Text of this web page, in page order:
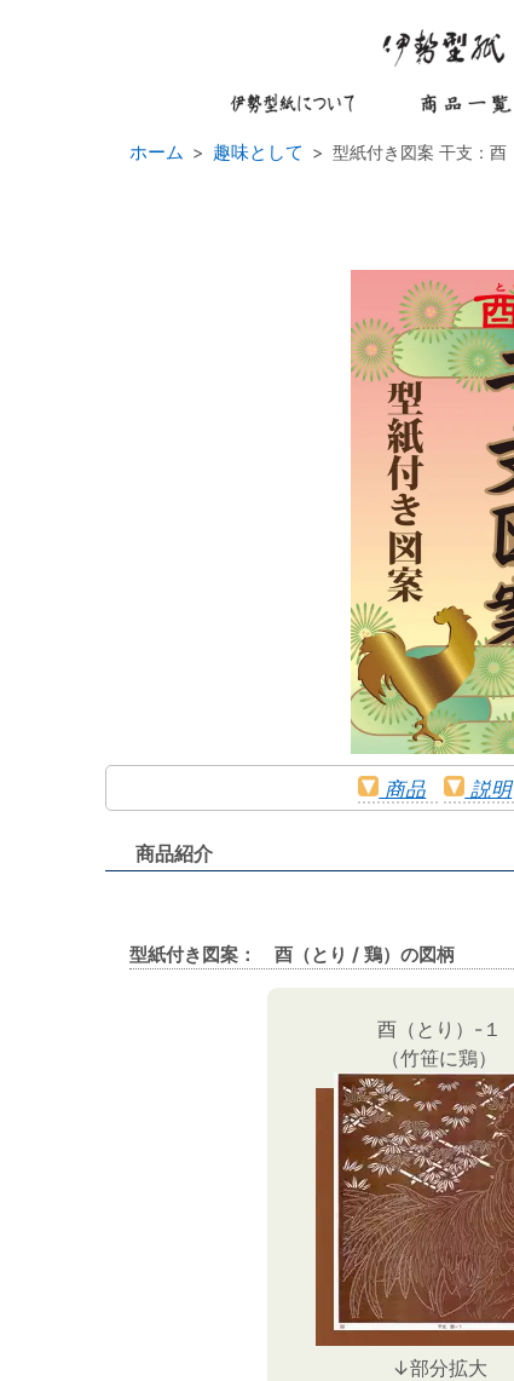
ホーム 趣味として 型紙付き図案 干支：酉
商品 説明
商品紹介
型紙付き図案： 酉（とり / 鶏）の図柄
酉（とり）-１
（竹笹に鶏）
↓部分拡大